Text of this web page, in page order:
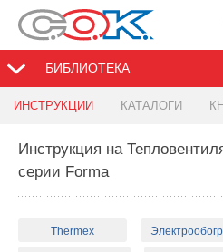
БИБЛИОТЕКА
ИНСТРУКЦИИ КАТАЛОГИ
Инструкция на
серии Forma
Thermex